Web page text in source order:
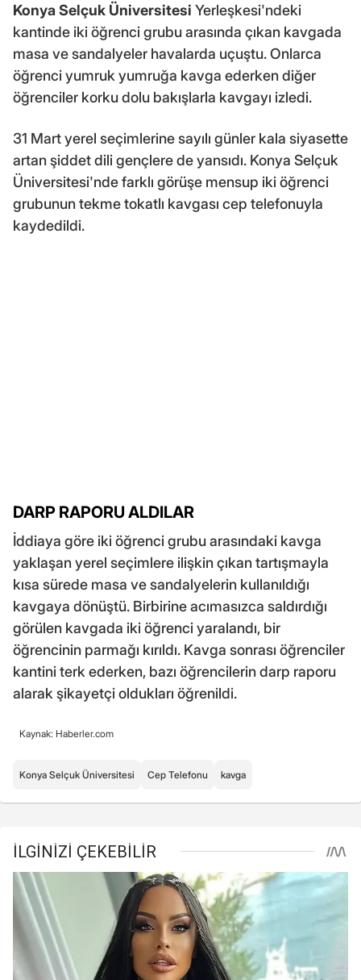
Konya Selçuk Üniversitesi Yerleşkesi'ndeki
kantinde iki öğrenci grubu arasında çıkan kavgada
masa ve sandalyeler havalarda uçuştu. Onlarca
öğrenci yumruk yumruğa kavga ederken diğer
öğrenciler korku dolu bakışlarla kavgayı izledi.
31 Mart yerel seçimlerine sayılı günler kala siyasette
artan şiddet dili gençlere de yansıdı. Konya Selçuk
Üniversitesi'nde farklı görüşe mensup iki öğrenci
grubunun tekme tokatlı kavgası cep telefonuyla
kaydedildi.
DARP RAPORU ALDILAR
İddiaya göre iki öğrenci grubu arasındaki kavga
yaklaşan yerel seçimlere ilişkin çıkan tartışmayla
kısa sürede masa ve sandalyelerin kullanıldığı
kavgaya dönüştü. Birbirine acımasızca saldırdığı
görülen kavgada iki öğrenci yaralandı, bir
öğrencinin parmağı kırıldı. Kavga sonrası öğrenciler
kantini terk ederken, bazı öğrencilerin darp raporu
alarak şikayetçi oldukları öğrenildi.
Kaynak: Haberler.com
Konya Selçuk Üniversitesi Cep Telefonu kavga